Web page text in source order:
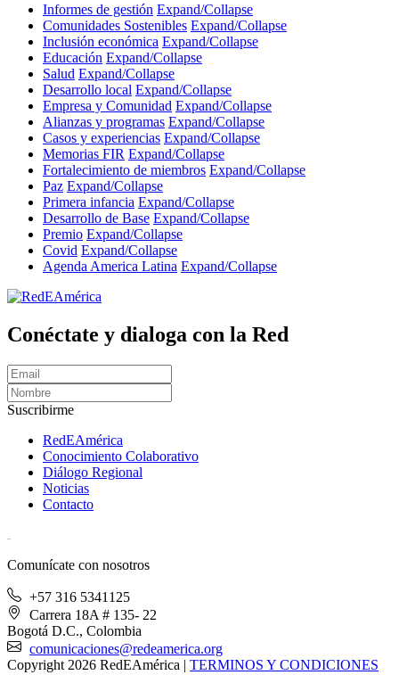
Informes de gestión Expand/Collapse
Comunidades Sostenibles Expand/Collapse
Inclusión económica Expand/Collapse
Educación Expand/Collapse
Salud Expand/Collapse
Desarrollo local Expand/Collapse
Empresa y Comunidad Expand/Collapse
Alianzas y programas Expand/Collapse
Casos y experiencias Expand/Collapse
Memorias FIR Expand/Collapse
Fortalecimiento de miembros Expand/Collapse
Paz Expand/Collapse
Primera infancia Expand/Collapse
Desarrollo de Base Expand/Collapse
Premio Expand/Collapse
Covid Expand/Collapse
Agenda America Latina Expand/Collapse
Conéctate y dialoga con la Red
Suscribirme
RedEAmérica
Conocimiento Colaborativo
Diálogo Regional
Noticias
Contacto
Comunícate con nosotros
+57 316 5341125
Carrera 18A # 135- 22
Bogotá D.C., Colombia
comunicaciones@redeamerica.org
Copyright 2026 RedEAmérica | TERMINOS Y CONDICIONES